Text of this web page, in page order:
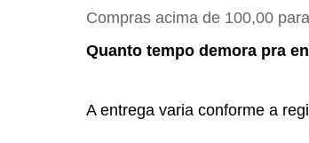
Compras acima de 100,00
Quanto tempo demora pra
A entrega varia conforme a